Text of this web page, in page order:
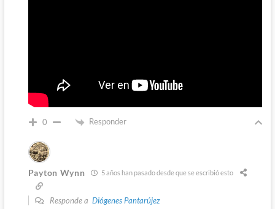
0 Responder
Payton Wynn 5 años han pasado desde que se escribió esto
Responde a Diógenes Pantarújez